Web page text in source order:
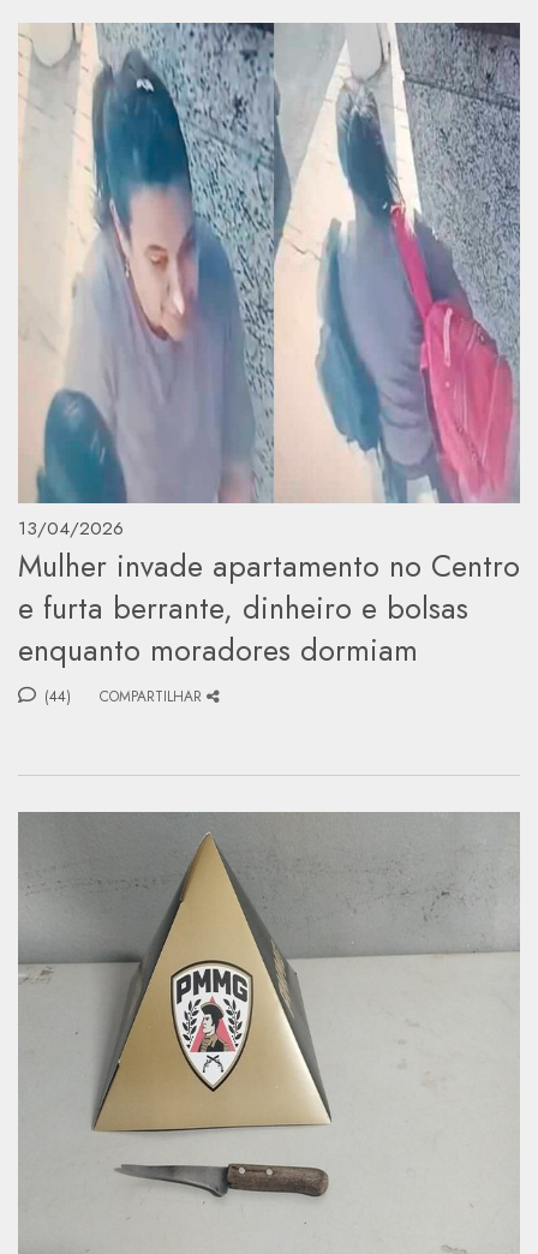
13/04/2026
Mulher invade apartamento no Centro
e furta berrante, dinheiro e bolsas
enquanto moradores dormiam
(44) COMPARTILHAR